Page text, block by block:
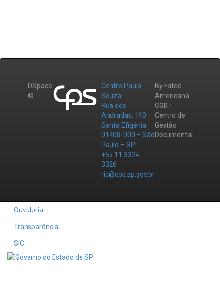
DSpace
©
Centro Paula
Souza
Rua dos
Andradas, 140 –
Santa Efigênia
01208-000 – São
Paulo – SP
+55 11 3324-
3326
ric@cps.sp.gov.br
By Fatec
Americana
CGD -
Centro de
Gestão
Documental
Ouvidoria
Transparência
SIC